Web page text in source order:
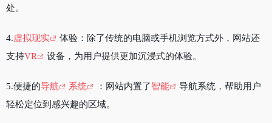
处。
4.虚拟现实
体验：除了传统的电脑或手机浏览方式外，网站还
支持VR 设备，为用户提供更加沉浸式的体验。
5.便捷的导航 系统 ：网站内置了智能
导航系统，帮助用户
轻松定位到感兴趣的区域。